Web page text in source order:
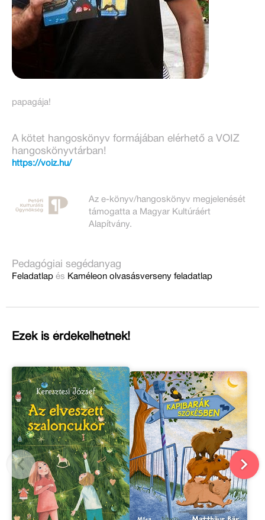
papagája!
A kötet hangoskönyv formájában elérhető a VOIZ
hangoskönyvtárban!
https://voiz.hu/
Az e-könyv/hangoskönyv megjelenését
támogatta a Magyar Kultúráért
Alapítvány.
Pedagógiai segédanyag
Feladatlap és Kaméleon olvasásverseny feladatlap
Ezek is érdekelhetnek!